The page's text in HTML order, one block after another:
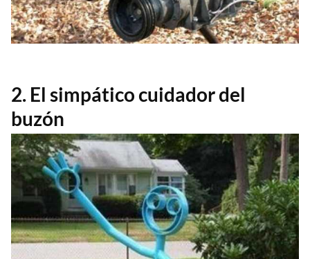
2. El simpático cuidador del
buzón